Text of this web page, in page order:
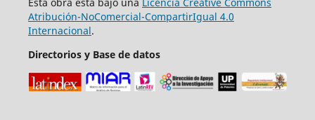
Atribución-NoComercial-CompartirIgual 4.0
Internacional.
Directorios y Base de datos